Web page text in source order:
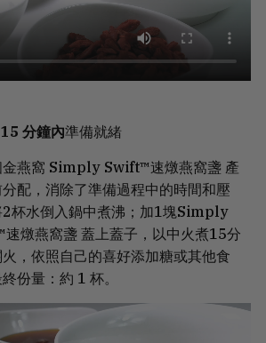
15 分鐘內準備就緒
金燕窩 Simply Swift™速燉燕窩盞 產
配，消除了準備過程中的時間和壓
2杯水倒入鍋中煮沸；加1塊Simply
燉燕窩盞 蓋上蓋子，以中火煮15分
，依照自己的喜好添加糖或其他食
份量：約 1 杯。